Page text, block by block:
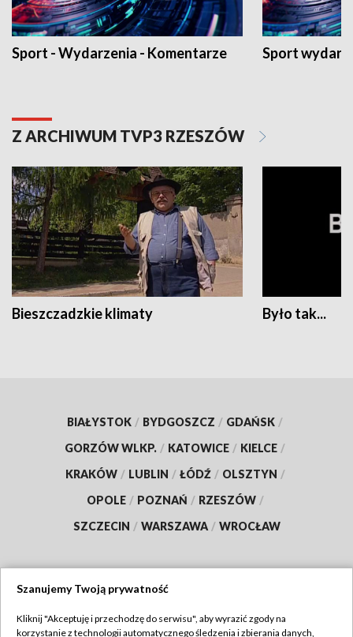
Sport - Wydarzenia - Komentarze Sport
Z ARCHIWUM TVP3 RZESZÓW
Bieszczadzkie klimaty Było tak...
BIAŁYSTOK / BYDGOSZCZ / GDAŃSK /
GORZÓW WLKP. / KATOWICE / KIELCE /
KRAKÓW / LUBLIN / ŁÓDŹ / OLSZTYN /
OPOLE / POZNAŃ / RZESZÓW /
SZCZECIN / WARSZAWA / WROCŁAW
Szanujemy Twoją prywatność
Kliknij "Akceptuję i przechodzę do serwisu", aby wyrazić zgody na
korzystanie z technologii automatycznego śledzenia i zbierania danych,